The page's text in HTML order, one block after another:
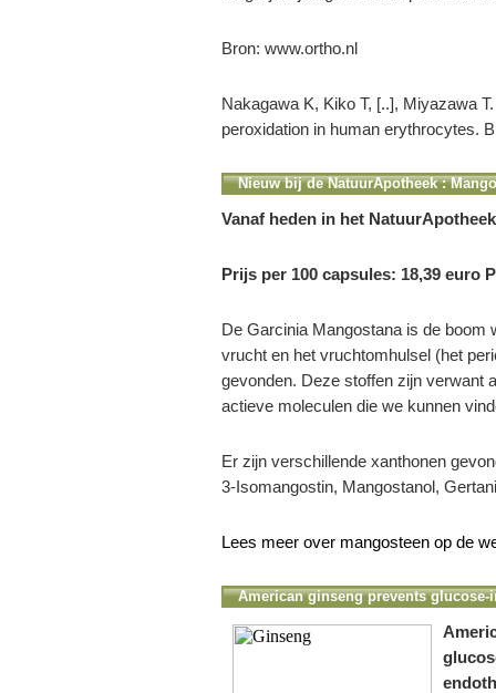
Bron: www.ortho.nl
Nakagawa K, Kiko T, [..], Miyazawa
peroxidation in human erythrocytes.
Nieuw bij de NatuurApotheek :
Vanaf heden in het
Prijs per 100 capsules: 18,39 euro
De Garcinia Mangostana is de boom
vrucht en het vruchtomhulsel (het
gevonden. Deze stoffen zijn verwant
actieve moleculen die we kunnen
Er zijn verschillende xanthonen
3-Isomangostin, Mangostanol,
Lees meer over mangosteen op de
American ginseng prevents